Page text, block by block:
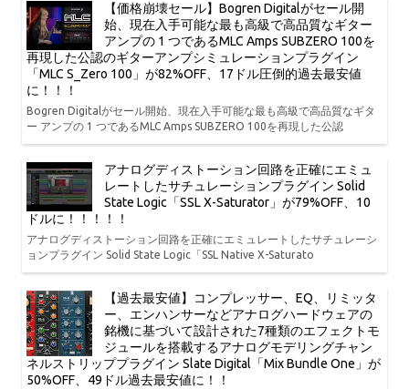
【価格崩壊セール】Bogren Digitalがセール開
始、現在入手可能な最も高級で高品質なギター
アンプの 1 つであるMLC Amps SUBZERO 100を
再現した公認のギターアンプシミュレーションプラグイン
「MLC S_Zero 100」が82%OFF、17ドル圧倒的過去最安値
に！！！
Bogren Digitalがセール開始、現在入手可能な最も高級で高品質なギタ
ー アンプの 1 つであるMLC Amps SUBZERO 100を再現した公認
アナログディストーション回路を正確にエミュ
レートしたサチュレーションプラグイン Solid
State Logic「SSL X-Saturator」が79%OFF、10
ドルに！！！！！
アナログディストーション回路を正確にエミュレートしたサチュレーシ
ョンプラグイン Solid State Logic「SSL Native X-Saturato
【過去最安値】コンプレッサー、EQ、リミッタ
ー、エンハンサーなどアナログハードウェアの
銘機に基づいて設計された7種類のエフェクトモ
ジュールを搭載するアナログモデリングチャン
ネルストリッププラグイン Slate Digital「Mix Bundle One」が
50%OFF、49ドル過去最安値に！！